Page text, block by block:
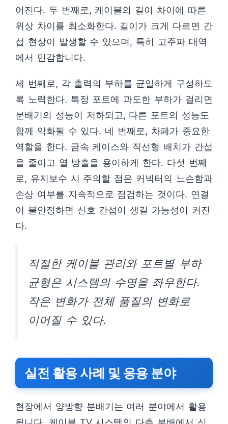
어진다. 두 번째로, 케이블의 길이 차이에 따른
위상 차이를 최소화한다. 길이가 크게 다르면 간
섭 현상이 발생할 수 있으며, 특히 고주파 대역
에서 민감합니다.
세 번째로, 각 출력의 부하를 균일하게 구성하도
록 노력한다. 특정 포트에 과도한 부하가 걸리면
분배기의 성능이 저하되고, 다른 포트의 성능도
함께 악화될 수 있다. 네 번째로, 차폐가 중요한
역할을 한다. 금속 케이스와 직선형 배치가 간섭
을 줄이고 열 방출을 용이하게 한다. 다섯 번째
로, 유지보수 시 주의할 점은 커넥터의 느슨함과
손상 여부를 지속적으로 점검하는 것이다. 연결
이 불안정하면 신호 간섭이 생길 가능성이 커진
다.
적절한 케이블 관리와 포트별 부하
균형은 시스템의 수명을 좌우한다.
작은 변화가 전체 품질의 변화로
이어질 수 있다.
실전 활용 사례 및 응용 분야
현장에서 양방향 분배기는 여러 분야에서 활용